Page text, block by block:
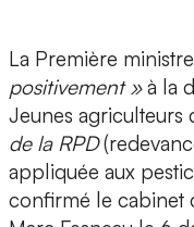
La Première
positivement »à la
Jeunes agriculteurs
de la RPD
appliquée aux
confirmé le cabinet